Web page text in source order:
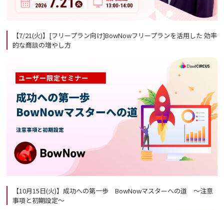
【7/21(火)】[フリープラン向け]BowNowフリープランを活用した 効率
的な商談の増やし方
【10月15日(火)】成功への第一歩 BowNowマスターへの道 ～注意
事項と初期設定～